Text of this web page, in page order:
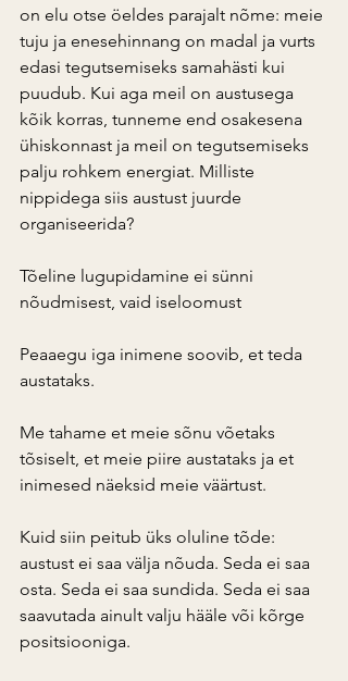
on elu otse öeldes parajalt nõme: meie
tuju ja enesehinnang on madal ja vurts
edasi tegutsemiseks samahästi kui
puudub. Kui aga meil on austusega
kõik korras, tunneme end osakesena
ühiskonnast ja meil on tegutsemiseks
palju rohkem energiat. Milliste
nippidega siis austust juurde
organiseerida?
Tõeline lugupidamine ei sünni
nõudmisest, vaid iseloomust
Peaaegu iga inimene soovib, et teda
austataks.
Me tahame et meie sõnu võetaks
tõsiselt, et meie piire austataks ja et
inimesed näeksid meie väärtust.
Kuid siin peitub üks oluline tõde:
austust ei saa välja nõuda. Seda ei saa
osta. Seda ei saa sundida. Seda ei saa
saavutada ainult valju hääle või kõrge
positsiooniga.